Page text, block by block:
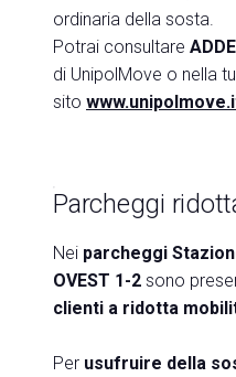
ordinaria della sosta.
Potrai consultare
di UnipolMove o nella
sito
Parcheggi
Nei parcheggi
OVEST 1-2 sono
clienti a ridotta
Per usufruire della